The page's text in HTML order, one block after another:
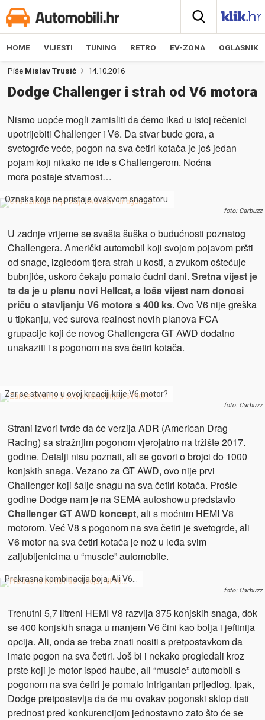
HOME VIJESTI TUNING RETRO EV-ZONA OGLASNIK
Piše Mislav Trusić 14.10.2016
Dodge Challenger i strah od V6 motora
Nismo uopće mogli zamisliti da ćemo ikad u istoj rečenici
upotrijebiti Challenger i V6. Da stvar bude gora, a
svetogrđe veće, pogon na sva četiri kotača je još jedan
pojam koji nikako ne ide s Challengerom. Noćna
mora postaje stvarnost…
Oznaka koja ne pristaje ovakvom snagatoru.
foto: Carbuzz
U zadnje vrijeme se svašta šuška o budućnosti poznatog
Challengera. Američki automobil koji svojom pojavom pršti
od snage, izgledom tjera strah u kosti, a zvukom oštećuje
bubnjiće, uskoro čekaju pomalo čudni dani. Sretna vijest je
ta da je u planu novi Hellcat, a loša vijest nam donosi
priču o stavljanju V6 motora s 400 ks.Ovo V6 nije greška
u tipkanju, već surova realnost novih planova FCA
grupacije koji će novog Challengera GT AWD dodatno
unakaziti i s pogonom na sva četiri kotača.
Zar se stvarno u ovoj kreaciji krije V6 motor?
foto: Carbuzz
Strani izvori tvrde da će verzija ADR (American Drag
Racing) sa stražnjim pogonom vjerojatno na tržište 2017.
godine. Detalji nisu poznati, ali se govori o brojci do 1000
konjskih snaga. Vezano za GT AWD, ovo nije prvi
Challenger koji šalje snagu na sva četiri kotača. Prošle
godine Dodge nam je na SEMA autoshowu predstavio
Challenger GT AWD koncept, ali s moćnim HEMI V8
motorom. Već V8 s pogonom na sva četiri je svetogrđe, ali
V6 motor na sva četiri kotača je nož u leđa svim
zaljubljenicima u “muscle” automobile.
Prekrasna kombinacija boja. Ali V6…
foto: Carbuzz
Trenutni 5,7 litreni HEMI V8 razvija 375 konjskih snaga, dok
se 400 konjskih snaga u manjem V6 čini kao bolja i jeftinija
opcija. Ali, onda se treba znati nositi s pretpostavkom da
imate pogon na sva četiri. Još bi i nekako progledali kroz
prste koji je motor ispod haube, ali “muscle” automobil s
pogonom na sva četiri je pomalo intrigantan prijedlog. Ipak,
Dodge pretpostavlja da će mu ovakav pogonski sklop dati
prednost pred konkurencijom jednostavno zato što će se